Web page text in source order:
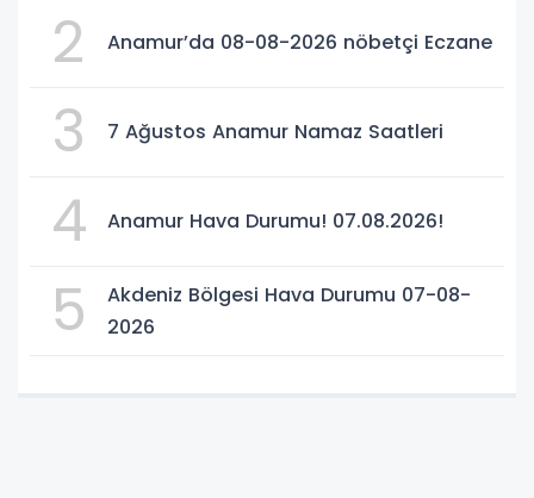
2 Anamur’da 08-08-2026 nöbetçi Eczane
3 7 Ağustos Anamur Namaz Saatleri
4 Anamur Hava Durumu! 07.08.2026!
5
Akdeniz Bölgesi Hava Durumu 07-08-
2026